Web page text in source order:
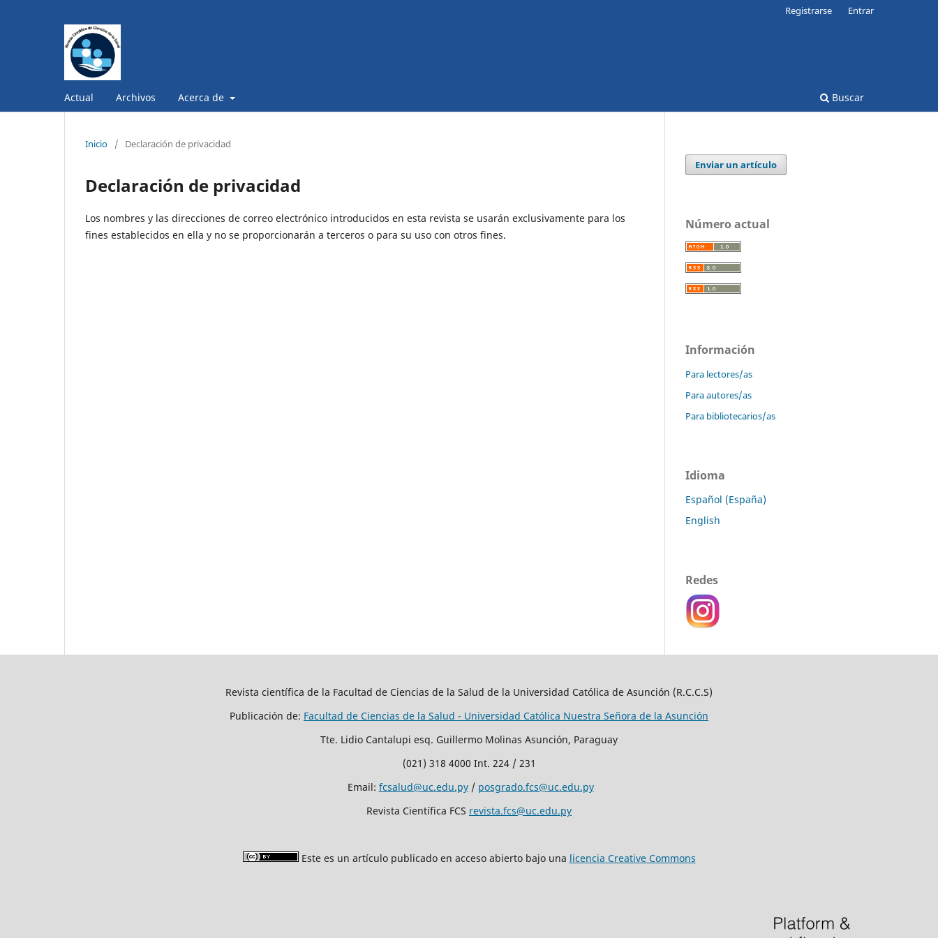
Actual Archivos Acerca de Buscar
Registrarse Entrar
Inicio / Declaración de privacidad
Declaración de privacidad
Los nombres y las direcciones de correo electrónico introducidos en esta revista se usarán exclusivamente para los
fines establecidos en ella y no se proporcionarán a terceros o para su uso con otros fines.
Enviar un artículo
Número actual
Información
Para lectores/as
Para autores/as
Para bibliotecarios/as
Idioma
Español (España)
English
Redes
Revista científica de la Facultad de Ciencias de la Salud de la Universidad Católica de Asunción (R.C.C.S)
Publicación de: Facultad de Ciencias de la Salud - Universidad Católica Nuestra Señora de la Asunción
Tte. Lidio Cantalupi esq. Guillermo Molinas Asunción, Paraguay
(021) 318 4000 Int. 224 / 231
Email: fcsalud@uc.edu.py/ posgrado.fcs@uc.edu.py
Revista Científica FCS revista.fcs@uc.edu.py
Este es un artículo publicado en acceso abierto bajo una licencia Creative Commons